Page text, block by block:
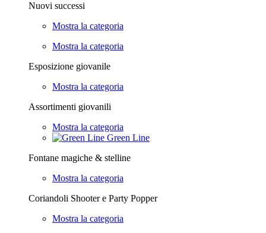
Nuovi successi
Mostra la categoria
Mostra la categoria
Esposizione giovanile
Mostra la categoria
Assortimenti giovanili
Mostra la categoria
Green Line
Fontane magiche & stelline
Mostra la categoria
Coriandoli Shooter e Party Popper
Mostra la categoria